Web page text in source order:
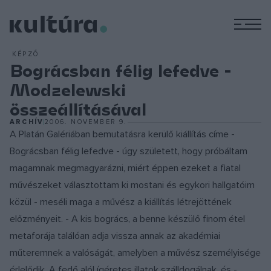
KÉPZŐ
Bográcsban félig lefedve -
Modzelewski
összeállításával
ARCHÍV2006. NOVEMBER 9.
A Platán Galériában bemutatásra kerülő kiállítás címe -
Bográcsban félig lefedve - úgy született, hogy próbáltam
magamnak megmagyarázni, miért éppen ezeket a fiatal
művészeket választottam ki mostani és egykori hallgatóim
közül - meséli maga a művész a kiállítás létrejöttének
előzményeit. - A kis bogrács, a benne készülő finom étel
metaforája találóan adja vissza annak az akadémiai
műteremnek a valóságát, amelyben a művész személyisége